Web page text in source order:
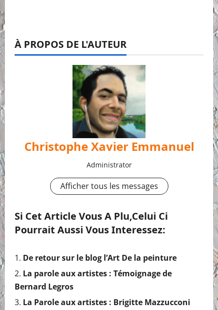
À PROPOS DE L'AUTEUR
Christophe Xavier Emmanuel
Administrator
Afficher tous les messages
Si Cet Article Vous A Plu,celui Ci
Pourrait Aussi Vous Interessez:
De retour sur le blog l’Art De la peinture
La parole aux artistes : Témoignage de
Bernard Legros
La Parole aux artistes : Brigitte Mazzucconi